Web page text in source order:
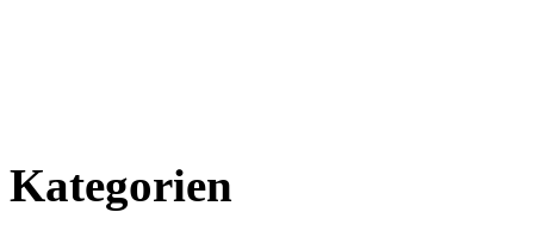
Kategorien